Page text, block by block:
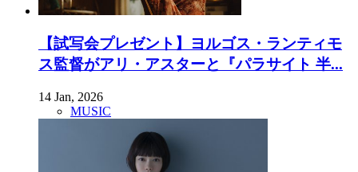
【試写会プレゼント】ヨルゴス・ランティモ
ス監督がアリ・アスターと『パラサイト 半...
14 Jan, 2026
MUSIC